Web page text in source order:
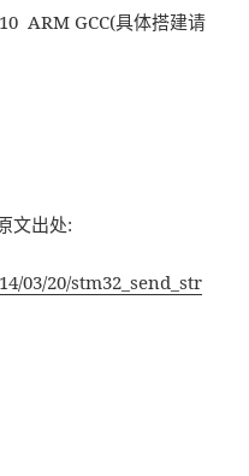
ARM GCC(具体搭建请
文出处:
03/20/stm32_send_str